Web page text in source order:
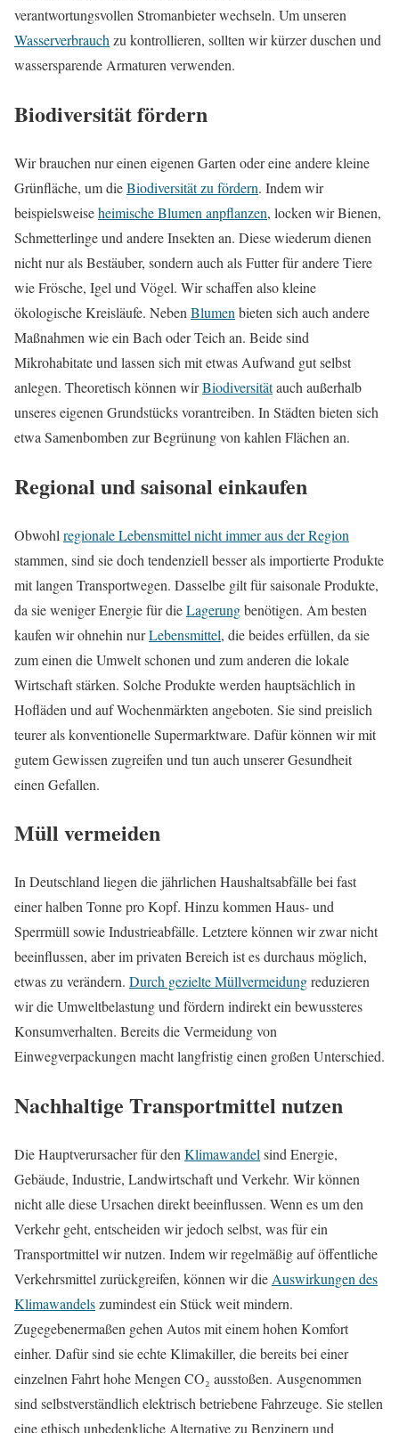
verantwortungsvollen Stromanbieter wechseln. Um unseren
Wasserverbrauch zu kontrollieren, sollten wir kürzer duschen und
wassersparende Armaturen verwenden.
Biodiversität fördern
Wir brauchen nur einen eigenen Garten oder eine andere kleine
Grünfläche, um dieBiodiversität zu fördern. Indem wir
beispielsweiseheimische Blumen anpflanzen, locken wir Bienen,
Schmetterlinge und andere Insekten an. Diese wiederum dienen
nicht nur als Bestäuber, sondern auch als Futter für andere Tiere
wie Frösche, Igel und Vögel. Wir schaffen also kleine
ökologische Kreisläufe. Neben Blumen bieten sich auch andere
Maßnahmen wie ein Bach oder Teich an. Beide sind
Mikrohabitate und lassen sich mit etwas Aufwand gut selbst
anlegen. Theoretisch können wirBiodiversitätauch außerhalb
unseres eigenen Grundstücks vorantreiben. In Städten bieten sich
etwa Samenbomben zur Begrünung von kahlen Flächen an.
Regional und saisonal einkaufen
Obwohl regionale Lebensmittel nicht immer aus der Region
stammen, sind sie doch tendenziell besser als importierte Produkte
mit langen Transportwegen. Dasselbe gilt für saisonale Produkte,
da sie weniger Energie für dieLagerungbenötigen. Am besten
kaufen wir ohnehin nurLebensmittel, die beides erfüllen, da sie
zum einen die Umwelt schonen und zum anderen die lokale
Wirtschaft stärken. Solche Produkte werden hauptsächlich in
Hofläden und auf Wochenmärkten angeboten. Sie sind preislich
teurer als konventionelle Supermarktware. Dafür können wir mit
gutem Gewissen zugreifen und tun auch unserer Gesundheit
einen Gefallen.
Müll vermeiden
In Deutschland liegen die jährlichen Haushaltsabfälle bei fast
einer halben Tonne pro Kopf. Hinzu kommen Haus- und
Sperrmüll sowie Industrieabfälle. Letztere können wir zwar nicht
beeinflussen, aber im privaten Bereich ist es durchaus möglich,
etwas zu verändern. Durch gezielte Müllvermeidungreduzieren
wir die Umweltbelastung und fördern indirekt ein bewussteres
Konsumverhalten. Bereits die Vermeidung von
Einwegverpackungen macht langfristig einen großen Unterschied.
Nachhaltige Transportmittel nutzen
Die Hauptverursacher für den Klimawandel sind Energie,
Gebäude, Industrie, Landwirtschaft und Verkehr. Wir können
nicht alle diese Ursachen direkt beeinflussen. Wenn es um den
Verkehr geht, entscheiden wir jedoch selbst, was für ein
Transportmittel wir nutzen. Indem wir regelmäßig auf öffentliche
Verkehrsmittel zurückgreifen, können wir die Auswirkungen des
Klimawandelszumindest ein Stück weit mindern.
Zugegebenermaßen gehen Autos mit einem hohen Komfort
einher. Dafür sind sie echte Klimakiller, die bereits bei einer
einzelnen Fahrt hohe Mengen CO₂ ausstoßen. Ausgenommen
sind selbstverständlich elektrisch betriebene Fahrzeuge. Sie stellen
eine ethisch unbedenkliche Alternative zu Benzinern und